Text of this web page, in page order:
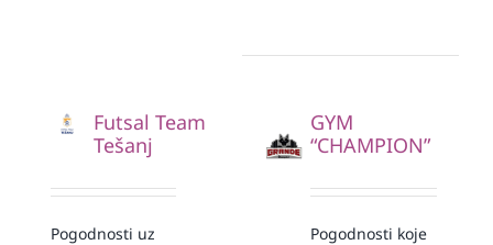
Futsal Team
Tešanj
Pogodnosti uz
GYM
“CHAMPION”
Pogodnosti koje